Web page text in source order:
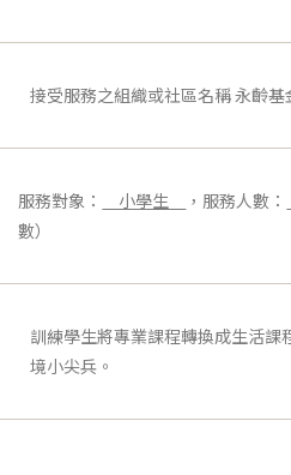
接受服務之組織或社區名稱 永齡基
服務對象： 小學生
，服務人數：
數）
訓練學生將專業課程轉換成生活課
境小尖兵。